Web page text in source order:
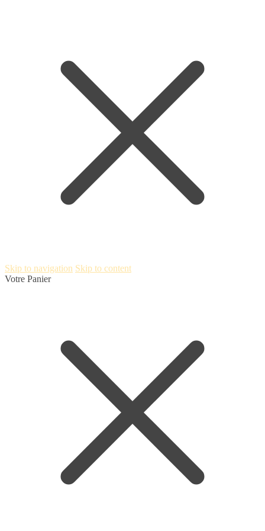
Skip to navigation Skip to content
Votre Panier